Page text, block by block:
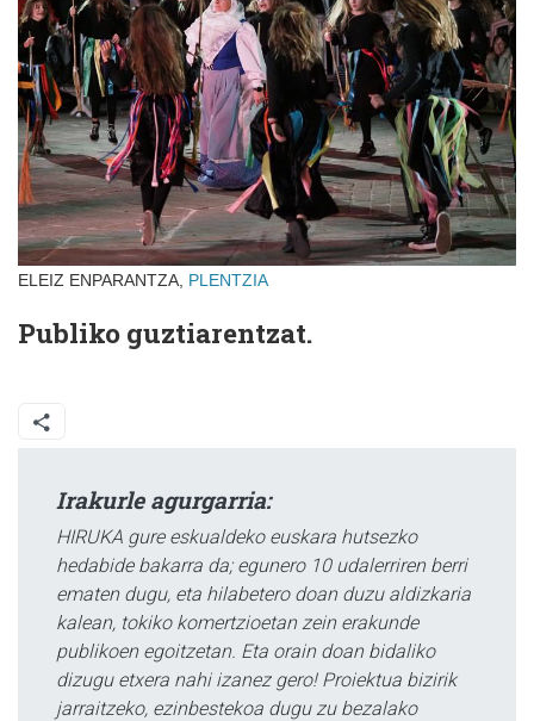
ELEIZ ENPARANTZA, PLENTZIA
Publiko guztiarentzat.
Irakurle agurgarria:
HIRUKA gure eskualdeko euskara hutsezko
hedabide bakarra da; egunero 10 udalerriren berri
ematen dugu, eta hilabetero doan duzu aldizkaria
kalean, tokiko komertzioetan zein erakunde
publikoen egoitzetan. Eta orain doan bidaliko
dizugu etxera nahi izanez gero! Proiektua bizirik
jarraitzeko, ezinbestekoa dugu zu bezalako